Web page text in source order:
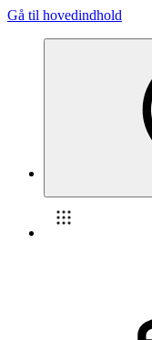
Gå til hovedindhold